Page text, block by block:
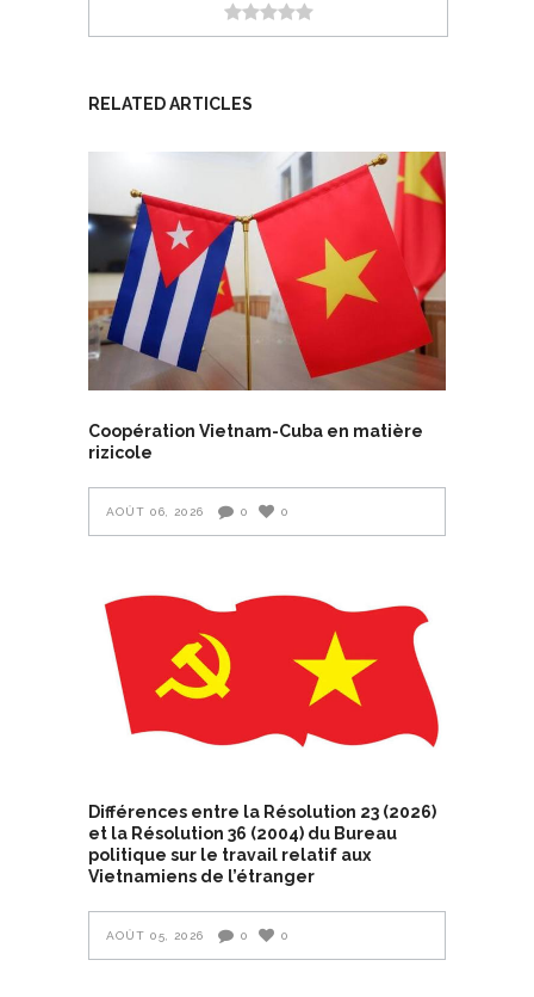
RELATED ARTICLES
Coopération Vietnam-Cuba en matière
rizicole
AOÛT 06, 2026 0 0
Différences entre la Résolution 23 (2026)
et la Résolution 36 (2004) du Bureau
politique sur le travail relatif aux
Vietnamiens de l’étranger
AOÛT 05, 2026 0 0